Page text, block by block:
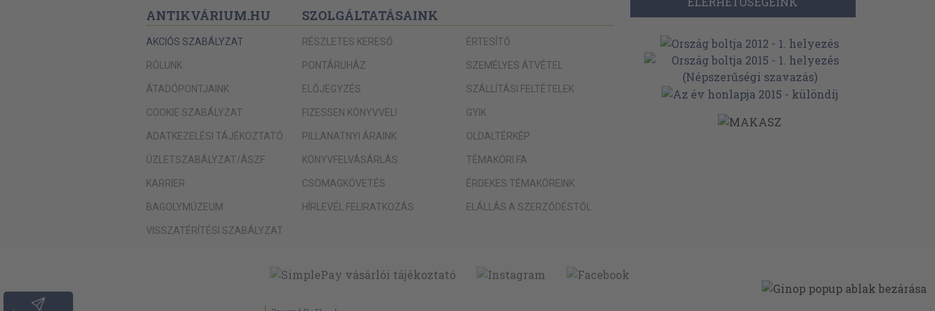
ANTIKVÁRIUM.HU
AKCIÓS SZABÁLYZAT
RÓLUNK
ÁTADÓPONTJAINK
COOKIE SZABÁLYZAT
ADATKEZELÉSI TÁJÉKOZTATÓ
ÜZLETSZABÁLYZAT/ÁSZF
KARRIER
BAGOLYMÚZEUM
VISSZATÉRÍTÉSI SZABÁLYZAT
SZOLGÁLTATÁSAINK
RÉSZLETES KERESŐ
PONTÁRUHÁZ
ELŐJEGYZÉS
FIZESSEN KÖNYVVEL!
PILLANATNYI ÁRAINK
KÖNYVFELVÁSÁRLÁS
CSOMAGKÖVETÉS
HÍRLEVÉL FELIRATKOZÁS
ÉRTESÍTŐ
SZEMÉLYES ÁTVÉTEL
SZÁLLÍTÁSI FELTÉTELEK
GYIK
OLDALTÉRKÉP
TÉMAKÖRI FA
ÉRDEKES TÉMAKÖREINK
ELÁLLÁS A SZERZŐDÉSTŐL